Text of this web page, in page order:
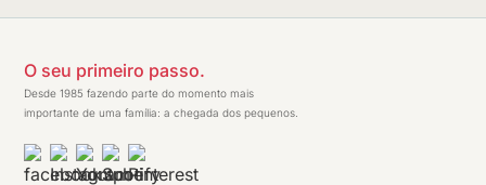
O seu primeiro passo.
Desde 1985 fazendo parte do momento mais
importante de uma família: a chegada dos pequenos.